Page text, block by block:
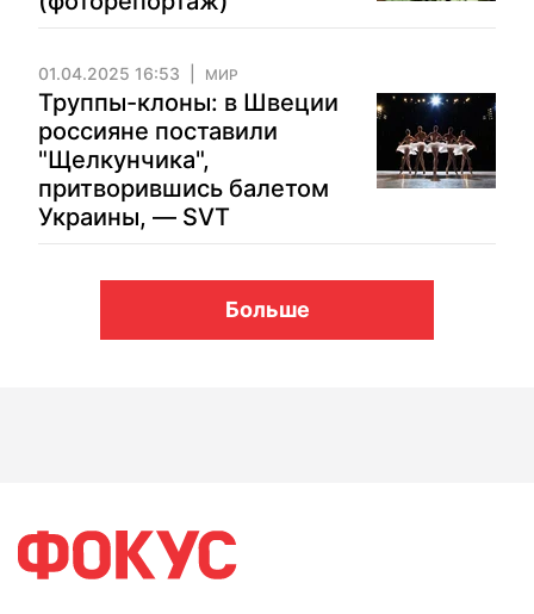
01.04.2025 16:53 МИР
Труппы-клоны: в Швеции
россияне поставили
"Щелкунчика",
притворившись балетом
Украины, — SVT
Больше